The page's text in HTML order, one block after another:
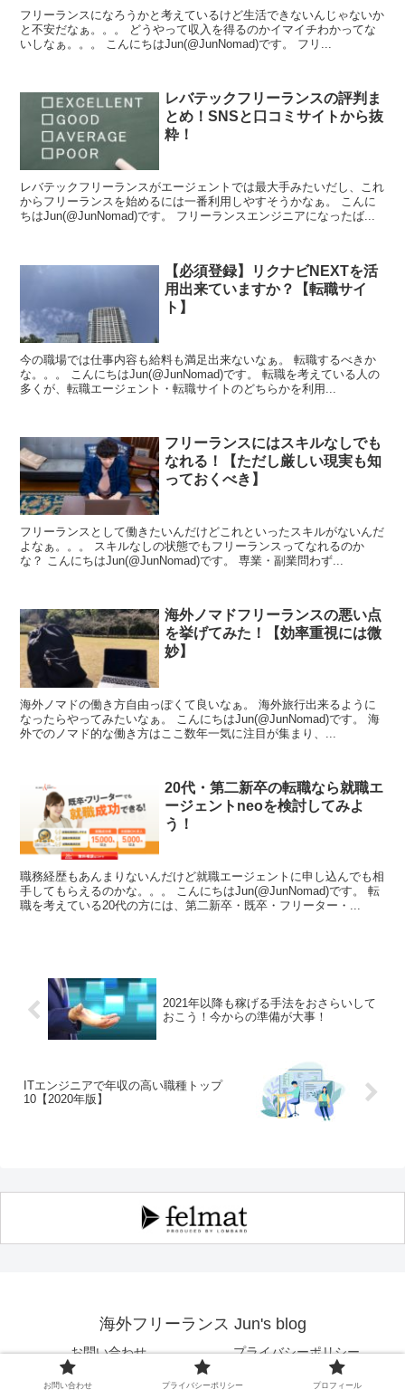
フリーランスになろうかと考えているけど生活できないんじゃないか
と不安だなぁ。。。 どうやって収入を得るのかイマイチわかってな
いしなぁ。。。 こんにちはJun(@JunNomad)です。 フリ...
レバテックフリーランスの評判ま
とめ！SNSと口コミサイトから抜
粋！
レバテックフリーランスがエージェントでは最大手みたいだし、これ
からフリーランスを始めるには一番利用しやすそうかなぁ。 こんに
ちはJun(@JunNomad)です。 フリーランスエンジニアになったば...
【必須登録】リクナビNEXTを活
用出来ていますか？【転職サイ
ト】
今の職場では仕事内容も給料も満足出来ないなぁ。 転職するべきか
な。。。 こんにちはJun(@JunNomad)です。 転職を考えている人の
多くが、転職エージェント・転職サイトのどちらかを利用...
フリーランスにはスキルなしでも
なれる！【ただし厳しい現実も知
っておくべき】
フリーランスとして働きたいんだけどこれといったスキルがないんだ
よなぁ。。。 スキルなしの状態でもフリーランスってなれるのか
な？ こんにちはJun(@JunNomad)です。 専業・副業問わず...
海外ノマドフリーランスの悪い点
を挙げてみた！【効率重視には微
妙】
海外ノマドの働き方自由っぽくて良いなぁ。 海外旅行出来るように
なったらやってみたいなぁ。 こんにちはJun(@JunNomad)です。 海
外でのノマド的な働き方はここ数年一気に注目が集まり、...
20代・第二新卒の転職なら就職エ
ージェントneoを検討してみよ
う！
職務経歴もあんまりないんだけど就職エージェントに申し込んでも相
手してもらえるのかな。。。 こんにちはJun(@JunNomad)です。 転
職を考えている20代の方には、第二新卒・既卒・フリーター・...
2021年以降も稼げる手法をおさらいして
おこう！今からの準備が大事！
ITエンジニアで年収の高い職種トップ
10【2020年版】
海外フリーランス Jun's blog
お問い合わせ
プライバシーポリシー
プロフィール
お問い合わせ プライバシーポリシー プロフィール